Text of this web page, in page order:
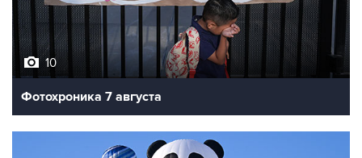
10
Фотохроника 7 августа